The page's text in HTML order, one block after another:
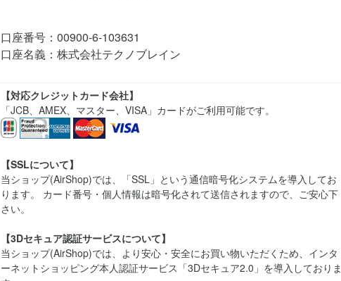
口座番号：00900-6-103631
口座名義：株式会社テクノブレイン
【対応クレジットカード会社】
「JCB、AMEX、マスター、VISA」カードがご利用可能です。
【SSLについて】
当ショップ(AirShop)では、「SSL」という通信暗号化システムを導入してお
ります。 カード番号・個人情報は暗号化されて送信されますので、ご安心下
さい。
【3Dセキュア認証サービスについて】
当ショップ(AirShop)では、より安心・安全にお買い物いただくため、インタ
ーネットショッピング本人認証サービス「3Dセキュア2.0」を導入しておりま